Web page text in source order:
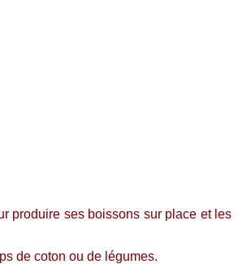
produire ses boissons sur place et les
de coton ou de légumes.